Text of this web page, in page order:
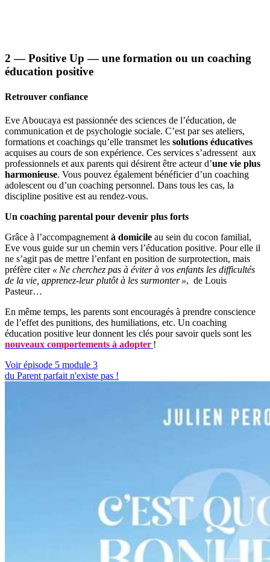
2 — Positive Up — une formation ou un coaching
éducation positive
Retrouver confiance
Eve Aboucaya est passionnée des sciences de l’éducation, de
communication et de psychologie sociale. C’est par ses ateliers,
formations et coachings qu’elle transmet les solutions éducatives
acquises au cours de son expérience. Ces services s’adressent aux
professionnels et aux parents qui désirent être acteur d’une vie plus
harmonieuse. Vous pouvez également bénéficier d’un coaching
adolescent ou d’un coaching personnel. Dans tous les cas, la
discipline positive est au rendez-vous.
Un coaching parental pour devenir plus forts
Grâce à l’accompagnement à domicile au sein du cocon familial,
Eve vous guide sur un chemin vers l’éducation positive. Pour elle il
ne s’agit pas de mettre l’enfant en position de surprotection, mais
préfère citer « Ne cherchez pas à éviter à vos enfants les difficultés
de la vie, apprenez-leur plutôt à les surmonter », de Louis
Pasteur…
En même temps, les parents sont encouragés à prendre conscience
de l’effet des punitions, des humiliations, etc. Un coaching
éducation positive leur donnent les clés pour savoir quels sont les
nouveaux comportements à adopter !
Voir épisode 5 module 3
du Parent parfait n'existe pas !